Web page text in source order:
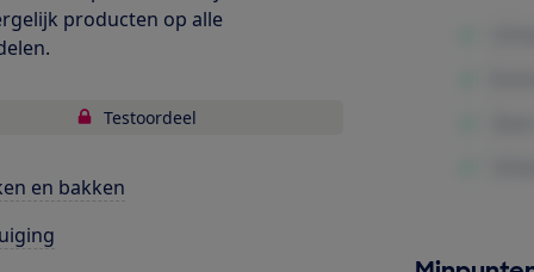
producten op alle
Testoordeel
en bakken